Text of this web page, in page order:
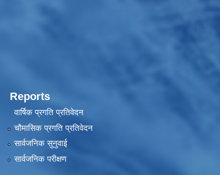
Reports
वार्षिक प्रगति प्रतिवेदन
चौमासिक प्रगति प्रतिवेदन
सार्वजनिक सुनुवाई
सार्वजनिक परीक्षण